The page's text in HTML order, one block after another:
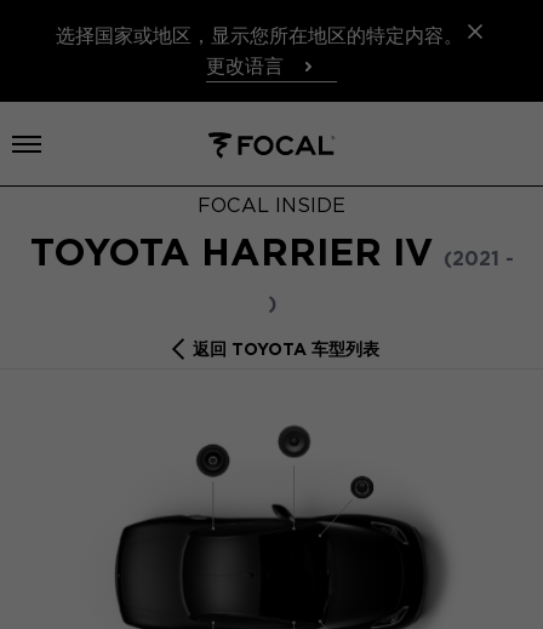
选择国家或地区，显示您所在地区的特定内容。
更改语言
打开菜单
FOCAL INSIDE
TOYOTA HARRIER IV (2021 -
)
返回 TOYOTA 车型列表